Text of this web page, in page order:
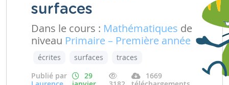
surfaces
Dans le cours : Mathématiques de
niveau Primaire – Première année
écrites surfaces
traces
Publié par
29
1669